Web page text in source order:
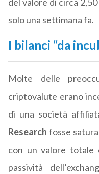
del valore di circa
solo una settimana fa.
I bilanci “da
Molte delle
criptovalute erano
di una società
Research fosse
con un valore totale
passività